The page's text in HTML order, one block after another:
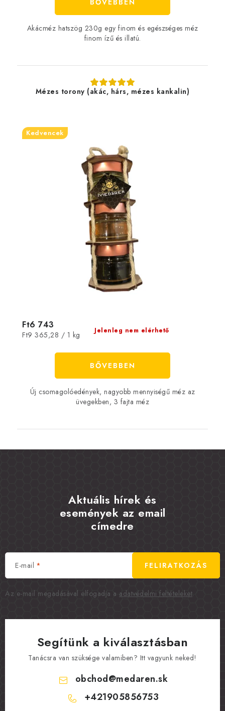
BŐVEBBEN
Akácméz hatszög 230g egy finom és egészséges méz
finom ízű és illatú.
Mézes torony (akác, hárs, mézes kankalin)
Kedvencek
Jelenleg nem elérhető
Ft6 743
Egységár:
Ft9 365,28 / 1 kg
BŐVEBBEN
Új csomagolóedények, nagyobb mennyiségű méz az
üvegekben, 3 fajta méz
Aktuális hírek és
események az email
címedre
E-mail
Az e-mail megadásával elfogadja a adatvédelmi feltételeket.
FELIRATKOZÁS
Segítünk a kiválasztásban
Tanácsra van szüksége valamiben? Itt vagyunk neked!
obchod@medaren.sk
+421905856753